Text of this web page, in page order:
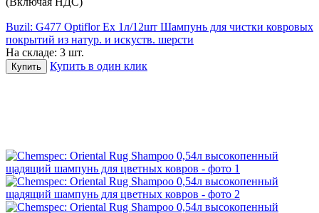
Buzil: G477 Optiflor Ex 1л/12шт Шампунь для чистки ковровых
покрытий из натур. и искуств. шерсти
На складе: 3 шт.
Купить Купить в один клик